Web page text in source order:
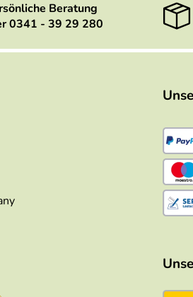
Beratung
0341 - 39 29 280